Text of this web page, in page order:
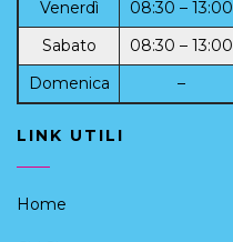
Venerdì
08:30 – 13:00
Sabato
08:30 – 13:00
Domenica
–
LINK UTILI
Home